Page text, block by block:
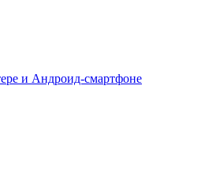
и Андроид-смартфоне